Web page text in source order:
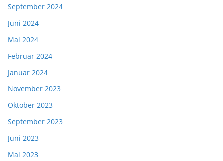
September 2024
Juni 2024
Mai 2024
Februar 2024
Januar 2024
November 2023
Oktober 2023
September 2023
Juni 2023
Mai 2023